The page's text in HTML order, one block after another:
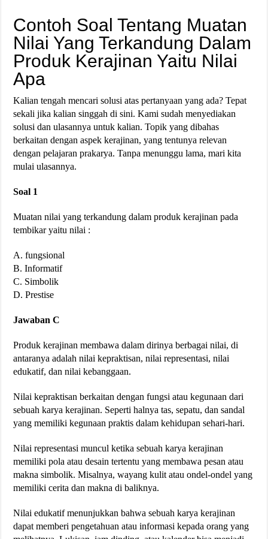
Contoh Soal Tentang Muatan
Nilai Yang Terkandung Dalam
Produk Kerajinan Yaitu Nilai
Apa
Kalian tengah mencari solusi atas pertanyaan yang ada? Tepat
sekali jika kalian singgah di sini. Kami sudah menyediakan
solusi dan ulasannya untuk kalian. Topik yang dibahas
berkaitan dengan aspek kerajinan, yang tentunya relevan
dengan pelajaran prakarya. Tanpa menunggu lama, mari kita
mulai ulasannya.
Soal 1
Muatan nilai yang terkandung dalam produk kerajinan pada
tembikar yaitu nilai :
A. fungsional
B. Informatif
C. Simbolik
D. Prestise​
Jawaban C
Produk kerajinan membawa dalam dirinya berbagai nilai, di
antaranya adalah nilai kepraktisan, nilai representasi, nilai
edukatif, dan nilai kebanggaan.
Nilai kepraktisan berkaitan dengan fungsi atau kegunaan dari
sebuah karya kerajinan. Seperti halnya tas, sepatu, dan sandal
yang memiliki kegunaan praktis dalam kehidupan sehari-hari.
Nilai representasi muncul ketika sebuah karya kerajinan
memiliki pola atau desain tertentu yang membawa pesan atau
makna simbolik. Misalnya, wayang kulit atau ondel-ondel yang
memiliki cerita dan makna di baliknya.
Nilai edukatif menunjukkan bahwa sebuah karya kerajinan
dapat memberi pengetahuan atau informasi kepada orang yang